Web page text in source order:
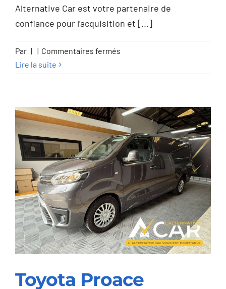
GARANTIE 12M
Alternative Car est votre partenaire de
confiance pour l’acquisition et [...]
Par | | Commentaires fermés
218
Coupé
218iA
OPF
PACK
M
GARANTIE
12M
Lire la suite
Toyota Proace